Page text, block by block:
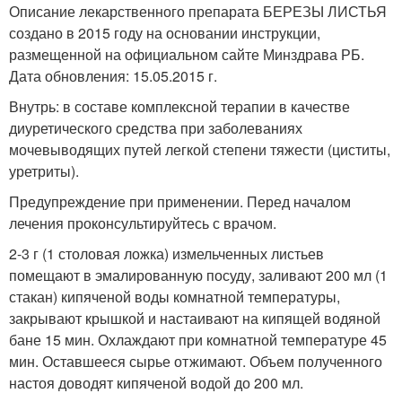
Описание лекарственного препарата БЕРЕЗЫ ЛИСТЬЯ
создано в 2015 году на основании инструкции,
размещенной на официальном сайте Минздрава РБ.
Дата обновления: 15.05.2015 г.
Внутрь: в составе комплексной терапии в качестве
диуретического средства при заболеваниях
мочевыводящих путей легкой степени тяжести (циститы,
уретриты).
Предупреждение при применении. Перед началом
лечения проконсультируйтесь с врачом.
2-3 г (1 столовая ложка) измельченных листьев
помещают в эмалированную посуду, заливают 200 мл (1
стакан) кипяченой воды комнатной температуры,
закрывают крышкой и настаивают на кипящей водяной
бане 15 мин. Охлаждают при комнатной температуре 45
мин. Оставшееся сырье отжимают. Объем полученного
настоя доводят кипяченой водой до 200 мл.